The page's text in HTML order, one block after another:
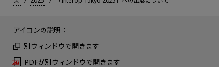
アイコンの説明：
別ウィンドウで開きます
PDFが別ウィンドウで開きます